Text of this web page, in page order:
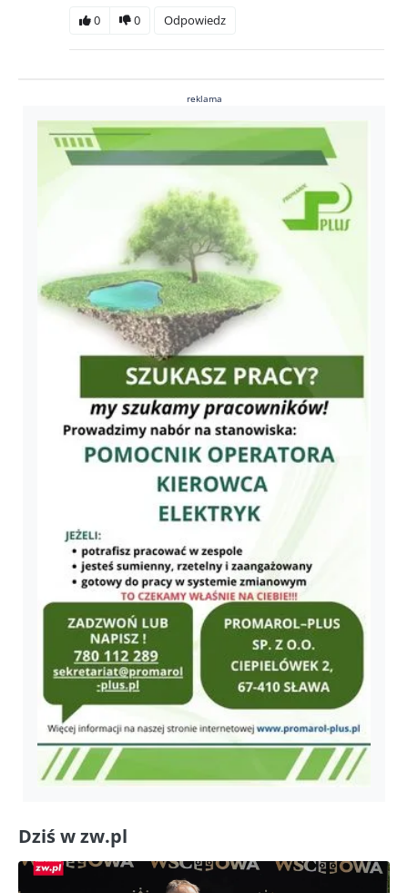
0 0 Odpowiedz
reklama
Dziś w zw.pl